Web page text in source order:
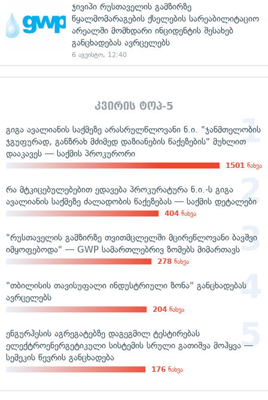
ჯივიპი რუსთაველის გამზირზე
წყალმომარაგების ქსელების სარეაბილიტაციო
არეალში მომხდარი ინციდენტის შესახებ
განცხადებას ავრცელებს
6 აგვისტო, 12:40
კვირის ტოპ-5
გიგა ავალიანის საქმეზე არასრულწლოვანი ნ.ი. "ჯანმთელობის
ჯგუფურად, განზრახ მძიმედ დაზიანების წაქეზების" მუხლით
დააკავეს — საქმის პროკურორი
1501 ნახვა
რა მტკიცებულებებით ედავება პროკურატურა ნ.ი.-ს გიგა
ავალიანის საქმეზე ძალადობის წაქეზებას — საქმის დეტალები
404 ნახვა
"რუსთაველის გამზირზე თვითმცლელში მცირეწლოვანი ბავშვი
იმყოფებოდა" — GWP სამართლებრივ ზომებს მიმართავს
278 ნახვა
"თბილისის თავისუფალი ინდუსტრიული ზონა" განცხადებას
ავრცელებს
204 ნახვა
ენგურჰესის აგრეგატებზე დაგეგმილ ტესტირებას
ელექტროენერგეტიკული სისტემის სრული გათიშვა მოჰყვა —
სემეკის წევრის განცხადება
176 ნახვა